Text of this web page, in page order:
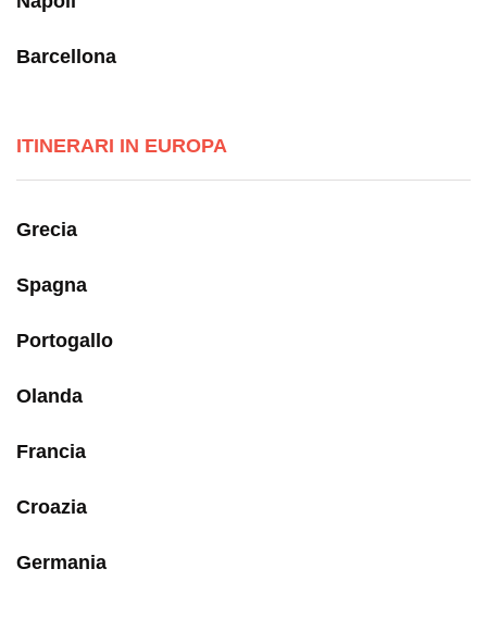
Barcellona
ITINERARI IN EUROPA
Grecia
Spagna
Portogallo
Olanda
Francia
Croazia
Germania